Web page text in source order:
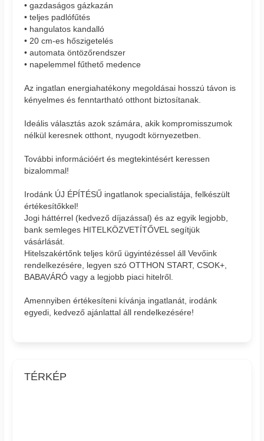
• gazdaságos gázkazán
• teljes padlófűtés
• hangulatos kandalló
• 20 cm-es hőszigetelés
• automata öntözőrendszer
• napelemmel fűthető medence
Az ingatlan energiahatékony megoldásai hosszú távon is
kényelmes és fenntartható otthont biztosítanak.
Ideális választás azok számára, akik kompromisszumok
nélkül keresnek otthont, nyugodt környezetben.
További információért és megtekintésért keressen
bizalommal!
Irodánk ÚJ ÉPÍTÉSŰ ingatlanok specialistája, felkészült
értékesítőkkel!
Jogi háttérrel (kedvező díjazással) és az egyik legjobb,
bank semleges HITELKÖZVETÍTŐVEL segítjük
vásárlását.
Hitelszakértőnk teljes körű ügyintézéssel áll Vevőink
rendelkezésére, legyen szó OTTHON START, CSOK+,
BABAVÁRÓ vagy a legjobb piaci hitelről.
Amennyiben értékesíteni kívánja ingatlanát, irodánk
egyedi, kedvező ajánlattal áll rendelkezésére!
TÉRKÉP